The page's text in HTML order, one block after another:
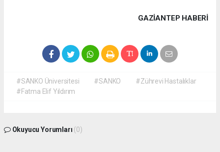
GAZIANTEP HABERİ
#SANKO Üniversitesi #SANKO
#Zührevi Hastalıklar
#Fatma Elif Yıldırım
Okuyucu Yorumları (0)